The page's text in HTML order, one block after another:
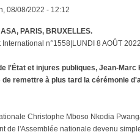
08/08/2022 - 12:12
PARIS, BRUXELLES.
International n°1558|LUNDI 8 AOÛT
l'État et injures publiques, Jean-Marc
remettre à plus tard la cérémonie
Christophe Mboso Nkodia
de l'Assemblée nationale devenu